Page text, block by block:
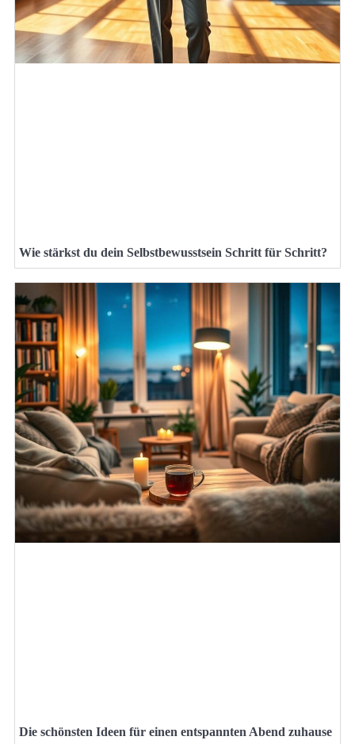
Wie stärkst du dein Selbstbewusstsein Schritt für Schritt?
Die schönsten Ideen für einen entspannten Abend zuhause